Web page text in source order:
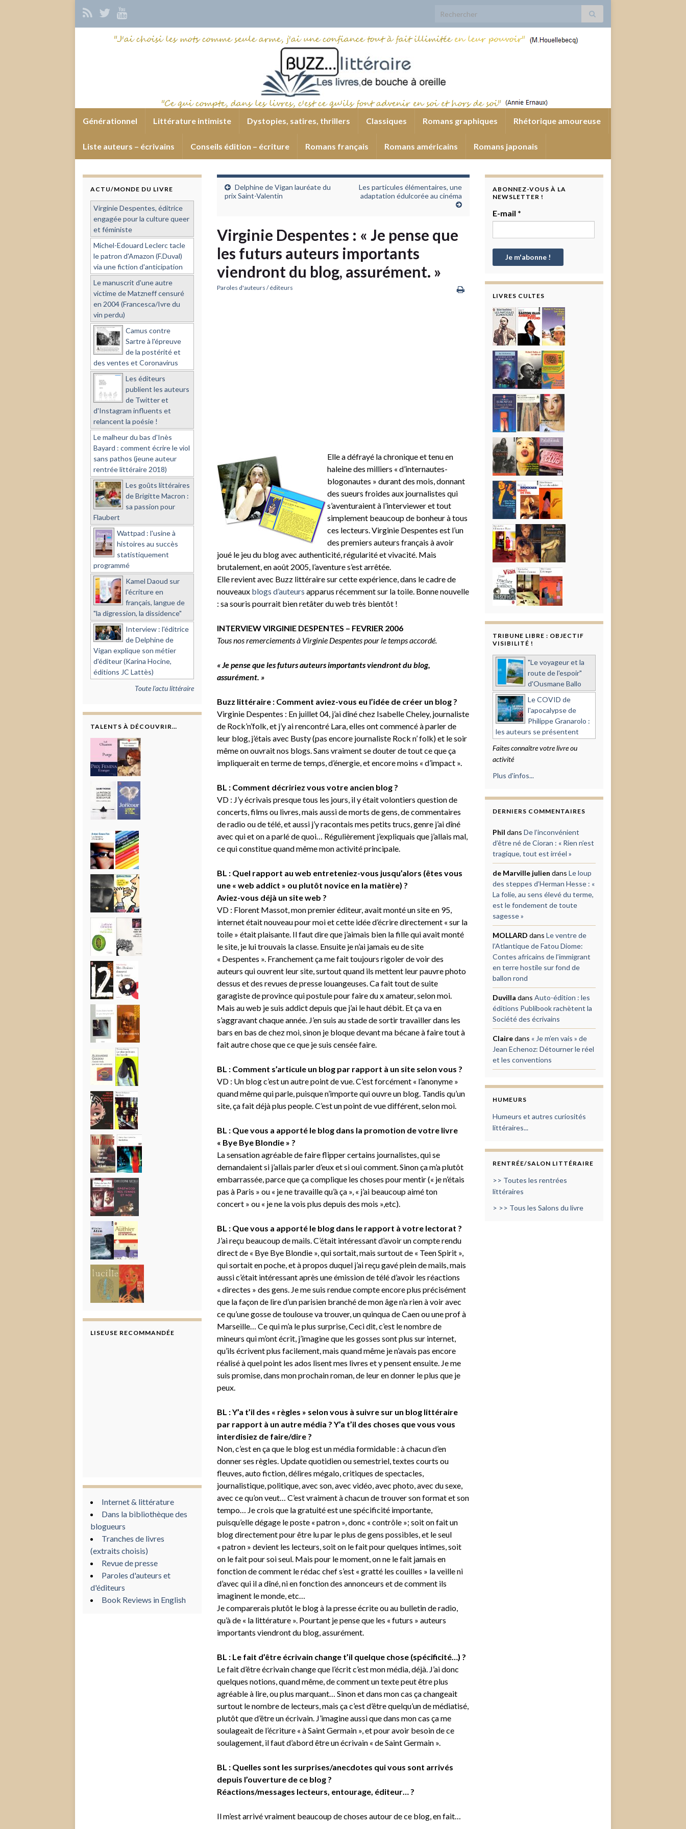
Search for:
Générationnel Littérature intimiste Dystopies, satires, thrillers Classiques Romans graphiques Rhétorique amoureuse
Liste auteurs – écrivains Conseils édition – écriture Romans français Romans américains Romans japonais
Delphine de Vigan lauréate du
prix Saint-Valentin
Les particules élémentaires, une
adaptation édulcorée au cinéma
Virginie Despentes : « Je pense que
les futurs auteurs importants
viendront du blog, assurément. »
Paroles d'auteurs / éditeurs
Elle a défrayé la chronique et tenu en
haleine des milliers « d’internautes-
blogonautes » durant des mois, donnant
des sueurs froides aux journalistes qui
s’aventuraient à l’interviewer et tout
simplement beaucoup de bonheur à tous
ces lecteurs. Virginie Despentes est l’un
des premiers auteurs français à avoir
joué le jeu du blog avec authenticité, régularité et vivacité. Mais
brutalement, en août 2005, l’aventure s’est arrêtée.
Elle revient avec Buzz littéraire sur cette expérience, dans le cadre de
nouveaux blogs d’auteurs apparus récemment sur la toile. Bonne nouvelle
: sa souris pourrait bien retâter du web très bientôt !
INTERVIEW VIRGINIE DESPENTES – FEVRIER 2006
Tous nos remerciements à Virginie Despentes pour le temps accordé.
« Je pense que les futurs auteurs importants viendront du blog,
assurément. »
Buzz littéraire : Comment aviez-vous eu l’idée de créer un blog ?
Virginie Despentes : En juillet 04, j’ai dîné chez Isabelle Cheley, journaliste
de Rock’n’folk, et j’y ai rencontré Lara, elles ont commencé à parler de
leur blog, j’étais avec Busty (pas encore journaliste Rock n’ folk) et le soir
même on ouvrait nos blogs. Sans vraiment se douter de tout ce que ça
impliquerait en terme de temps, d’énergie, et encore moins « d’impact ».
BL : Comment décririez vous votre ancien blog ?
VD : J’y écrivais presque tous les jours, il y était volontiers question de
concerts, films ou livres, mais aussi de morts de gens, de commentaires
de radio ou de télé, et aussi j’y racontais mes petits trucs, genre j’ai dîné
avec qui et on a parlé de quoi… Régulièrement j’expliquais que j’allais mal,
ce qui constitue quand même mon activité principale.
BL : Quel rapport au web entreteniez-vous jusqu’alors (êtes vous
une « web addict » ou plutôt novice en la matière) ?
Aviez-vous déjà un site web ?
VD : Florent Massot, mon premier éditeur, avait monté un site en 95,
internet était nouveau pour moi et cette idée d’écrire directement « sur la
toile » était plaisante. Il faut dire que j’aimais bien la fille qui avait monté
le site, je lui trouvais la classe. Ensuite je n’ai jamais eu de site
« Despentes ». Franchement ça me fait toujours rigoler de voir des
auteurs qui ouvrent leur site, surtout quand ils mettent leur pauvre photo
dessus et des revues de presse louangeuses. Ca fait tout de suite
garagiste de province qui postule pour faire du x amateur, selon moi.
Mais au web je suis addict depuis que j’ai le haut débit. Et ça va en
s’aggravant chaque année. J’en suis au stade de sortir travailler dans les
bars en bas de chez moi, sinon je bloque devant ma bécane à faire tout à
fait autre chose que ce que je suis censée faire.
BL : Comment s’articule un blog par rapport à un site selon vous ?
VD : Un blog c’est un autre point de vue. C’est forcément « l’anonyme »
quand même qui parle, puisque n’importe qui ouvre un blog. Tandis qu’un
site, ça fait déjà plus people. C’est un point de vue différent, selon moi.
BL : Que vous a apporté le blog dans la promotion de votre livre
« Bye Bye Blondie » ?
La sensation agréable de faire flipper certains journalistes, qui se
demandaient si j’allais parler d’eux et si oui comment. Sinon ça m’a plutôt
embarrassée, parce que ça complique les choses pour mentir (« je n’étais
pas à Paris » ou « je ne travaille qu’à ça », « j’ai beaucoup aimé ton
concert » ou « je ne la vois plus depuis des mois »,etc).
BL : Que vous a apporté le blog dans le rapport à votre lectorat ?
J’ai reçu beaucoup de mails. C’était intéressant d’avoir un compte rendu
direct de « Bye Bye Blondie », qui sortait, mais surtout de « Teen Spirit »,
qui sortait en poche, et à propos duquel j’ai reçu gavé plein de mails, mais
aussi c’était intéressant après une émission de télé d’avoir les réactions
« directes » des gens. Je me suis rendue compte encore plus précisément
que la façon de lire d’un parisien branché de mon âge n’a rien à voir avec
ce qu’une gosse de toulouse va trouver, un quinqua de Caen ou une prof à
Marseille… Ce qui m’a le plus surprise, Ceci dit, c’est le nombre de
mineurs qui m’ont écrit, j’imagine que les gosses sont plus sur internet,
qu’ils écrivent plus facilement, mais quand même je n’avais pas encore
réalisé à quel point les ados lisent mes livres et y pensent ensuite. Je me
suis promise, dans mon prochain roman, de leur en donner le plus que je
peux.
BL : Y’a t’il des « règles » selon vous à suivre sur un blog littéraire
par rapport à un autre média ? Y’a t’il des choses que vous vous
interdisiez de faire/dire ?
Non, c’est en ça que le blog est un média formidable : à chacun d’en
donner ses règles. Update quotidien ou semestriel, textes courts ou
fleuves, auto fiction, délires mégalo, critiques de spectacles,
journalistique, politique, avec son, avec vidéo, avec photo, avec du sexe,
avec ce qu’on veut… C’est vraiment à chacun de trouver son format et son
tempo… Je crois que la gratuité est une spécificité importante,
puisqu’elle dégage le poste « patron », donc « contrôle »; soit on fait un
blog directement pour être lu par le plus de gens possibles, et le seul
« patron » devient les lecteurs, soit on le fait pour quelques intimes, soit
on le fait pour soi seul. Mais pour le moment, on ne le fait jamais en
fonction de comment le rédac chef s’est « gratté les couilles » la veille ni
d’avec qui il a dîné, ni en fonction des annonceurs et de comment ils
imaginent le monde, etc…
Je comparerais plutôt le blog à la presse écrite ou au bulletin de radio,
qu’à de « la littérature ». Pourtant je pense que les « futurs » auteurs
importants viendront du blog, assurément.
BL : Le fait d’être écrivain change t’il quelque chose (spécificité…) ?
Le fait d’être écrivain change que l’écrit c’est mon média, déjà. J’ai donc
quelques notions, quand même, de comment un texte peut être plus
agréable à lire, ou plus marquant… Sinon et dans mon cas ça changeait
surtout le nombre de lecteurs, mais ça c’est d’être quelqu’un de médiatisé,
plutôt que d’être un écrivain. J’imagine aussi que dans mon cas ça me
soulageait de l’écriture « à Saint Germain », et pour avoir besoin de ce
soulagement, il faut d’abord être un écrivain « de Saint Germain ».
BL : Quelles sont les surprises/anecdotes qui vous sont arrivés
depuis l’ouverture de ce blog ?
Réactions/messages lecteurs, entourage, éditeur… ?
Il m’est arrivé vraiment beaucoup de choses autour de ce blog, en fait…
ACTU/MONDE DU LIVRE
Virginie Despentes, éditrice
engagée pour la culture queer
et féministe
Michel-Edouard Leclerc tacle
le patron d'Amazon (F.Duval)
via une fiction d'anticipation
Le manuscrit d'une autre
victime de Matzneff censuré
en 2004 (Francesca/Ivre du
vin perdu)
Camus contre
Sartre à l'épreuve
de la postérité et
des ventes et Coronavirus
Les éditeurs
publient les auteurs
de Twitter et
d'Instagram influents et
relancent la poésie !
Le malheur du bas d'Inès
Bayard : comment écrire le viol
sans pathos (jeune auteur
rentrée littéraire 2018)
Les goûts littéraires
de Brigitte Macron :
sa passion pour
Flaubert
Wattpad : l'usine à
histoires au succès
statistiquement
programmé
Kamel Daoud sur
l'écriture en
français, langue de
"la digression, la dissidence"
Interview : l'éditrice
de Delphine de
Vigan explique son métier
d'éditeur (Karina Hocine,
éditions JC Lattès)
Toute l'actu littéraire
TALENTS À DÉCOUVRIR…
LISEUSE RECOMMANDÉE
Internet & littérature
Dans la bibliothèque des
blogueurs
Tranches de livres
(extraits choisis)
Revue de presse
Paroles d'auteurs et
d'éditeurs
Book Reviews in English
ABONNEZ-VOUS À LA
NEWSLETTER !
E-mail *
LIVRES CULTES
TRIBUNE LIBRE : OBJECTIF
VISIBILITÉ !
"Le voyageur et la
route de l'espoir"
d'Ousmane Ballo
Le COVID de
l'apocalypse de
Philippe Granarolo :
les auteurs se présentent
Faites connaître votre livre ou
activité
Plus d'infos...
DERNIERS COMMENTAIRES
Phil dans De l’inconvénient
d’être né de Cioran : « Rien n’est
tragique, tout est irréel »
de Marville julien dans Le loup
des steppes d’Herman Hesse : «
La folie, au sens élevé du terme,
est le fondement de toute
sagesse »
MOLLARD dans Le ventre de
l’Atlantique de Fatou Diome:
Contes africains de l’immigrant
en terre hostile sur fond de
ballon rond
Duvilla dans Auto-édition : les
éditions Publibook rachètent la
Société des écrivains
Clairedans « Je m’en vais » de
Jean Echenoz: Détourner le réel
et les conventions
HUMEURS
Humeurs et autres curiosités
littéraires...
RENTRÉE/SALON LITTÉRAIRE
>> Toutes les rentrées
littéraires
> >> Tous les Salons du livre